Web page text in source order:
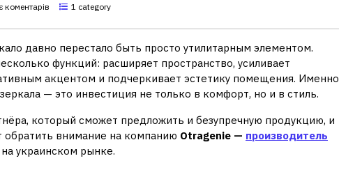
коментарів 1 category
давно перестало быть просто утилитарным элементом.
функций: расширяет пространство, усиливает
акцентом и подчеркивает эстетику помещения. Именно
— это инвестиция не только в комфорт, но и в стиль.
который сможет предложить и безупречную продукцию, и
обратить внимание на компанию Otragenie — производитель
украинском рынке.